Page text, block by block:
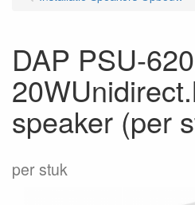
DAP PSU-
speaker (per
per stuk